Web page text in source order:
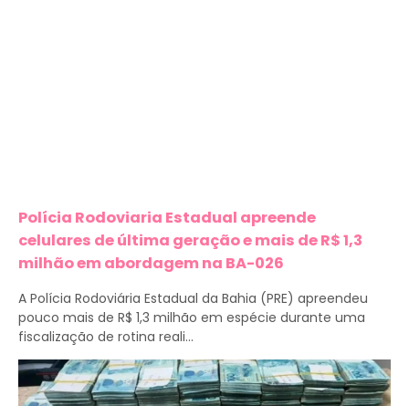
Polícia Rodoviaria Estadual apreende
celulares de última geração e mais de R$ 1,3
milhão em abordagem na BA-026
A Polícia Rodoviária Estadual da Bahia (PRE) apreendeu
pouco mais de R$ 1,3 milhão em espécie durante uma
fiscalização de rotina reali...